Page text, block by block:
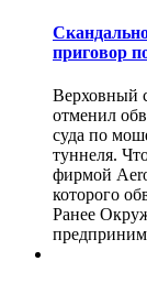
приговор
Верховный
отменил
суда по
туннеля.
фирмой
которого
Ранее